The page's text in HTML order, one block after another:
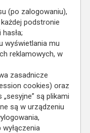
(po zalogowaniu),
podstronie
wyświetlania mu
reklamowych, w
zasadnicze
cookies) oraz
są plikami
są w urządzeniu